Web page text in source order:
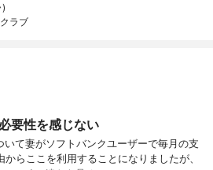
ラブ
要性を感じない
て妻がソフトバンクユーザーで毎月の支
らここを利用することになりましたが、